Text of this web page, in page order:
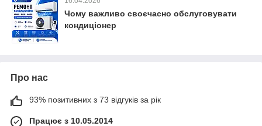
Чому важливо своєчасно обслуговувати
кондиціонер
Про нас
93% позитивних з 73 відгуків за рік
Працює з 10.05.2014